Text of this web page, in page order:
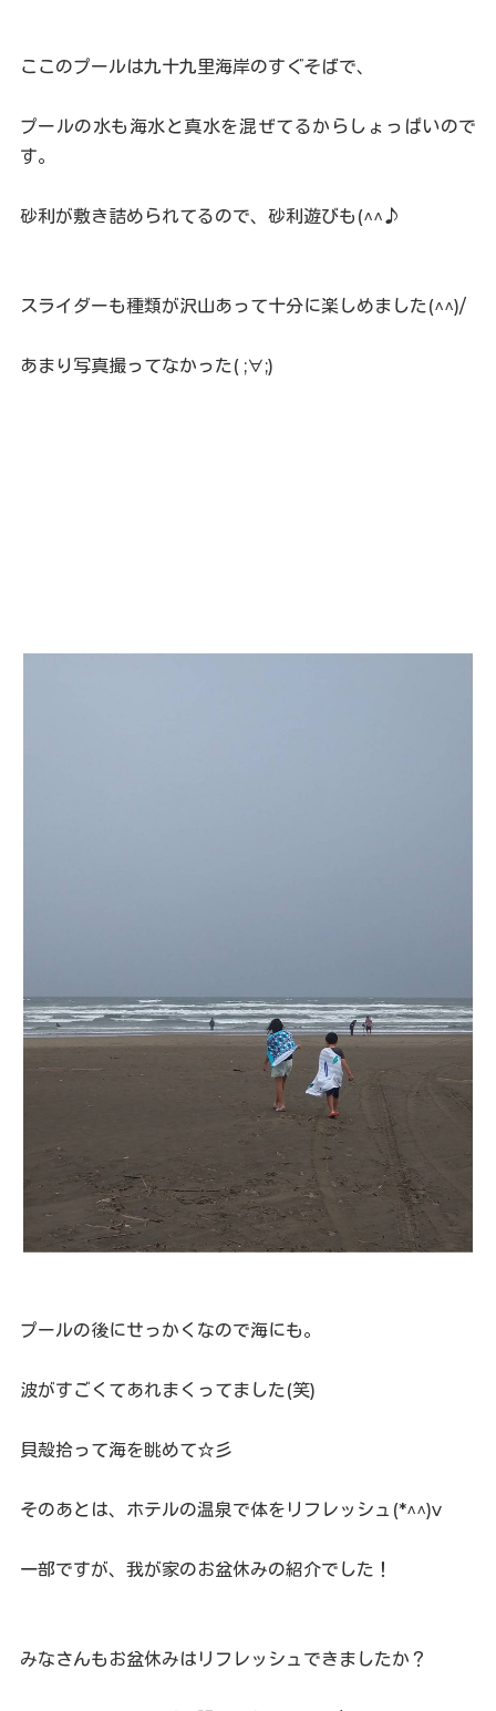
ここのプールは九十九里海岸のすぐそばで、
プールの水も海水と真水を混ぜてるからしょっぱいので
す。
砂利が敷き詰められてるので、砂利遊びも(^^♪
スライダーも種類が沢山あって十分に楽しめました(^^)/
あまり写真撮ってなかった( ;∀;)
プールの後にせっかくなので海にも。
波がすごくてあれまくってました(笑)
貝殻拾って海を眺めて☆彡
そのあとは、ホテルの温泉で体をリフレッシュ(*^^)v
一部ですが、我が家のお盆休みの紹介でした！
みなさんもお盆休みはリフレッシュできましたか？